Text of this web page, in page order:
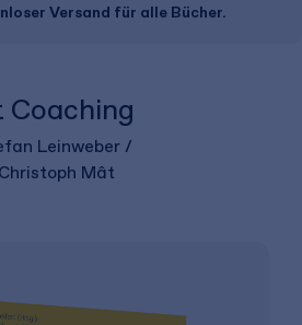
Versand für alle Bücher.
Coaching
Leinweber /
Mât